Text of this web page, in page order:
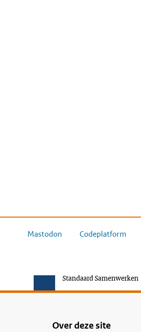
Mastodon Codeplatform
Standaard Samenwerken
Over deze site